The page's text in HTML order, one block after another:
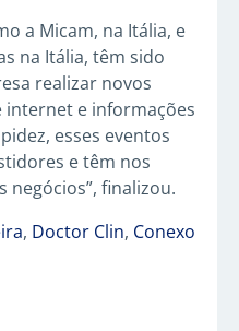
a Micam, na Itália, e
na Itália, têm sido
realizar novos
internet e informações
esses eventos
e têm nos
negócios”, finalizou.
, Doctor Clin, Conexo